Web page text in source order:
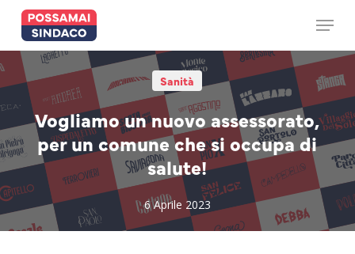
main
content
Menu
Sanità
Vogliamo un nuovo assessorato,
per un comune che si occupa di
salute!
6 Aprile 2023